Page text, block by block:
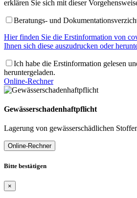
erklären Sie sich mit dieser
Beratungs- und
Hier finden Sie die Erstinformation von
Ihnen sich diese auszudrucken oder
Ich habe die Erstinformation gelesen
heruntergeladen.
Online-Rechner
Gewässerschadenhaftpflicht
Lagerung von gewässerschädlichen
Online-Rechner
Bitte bestätigen
×